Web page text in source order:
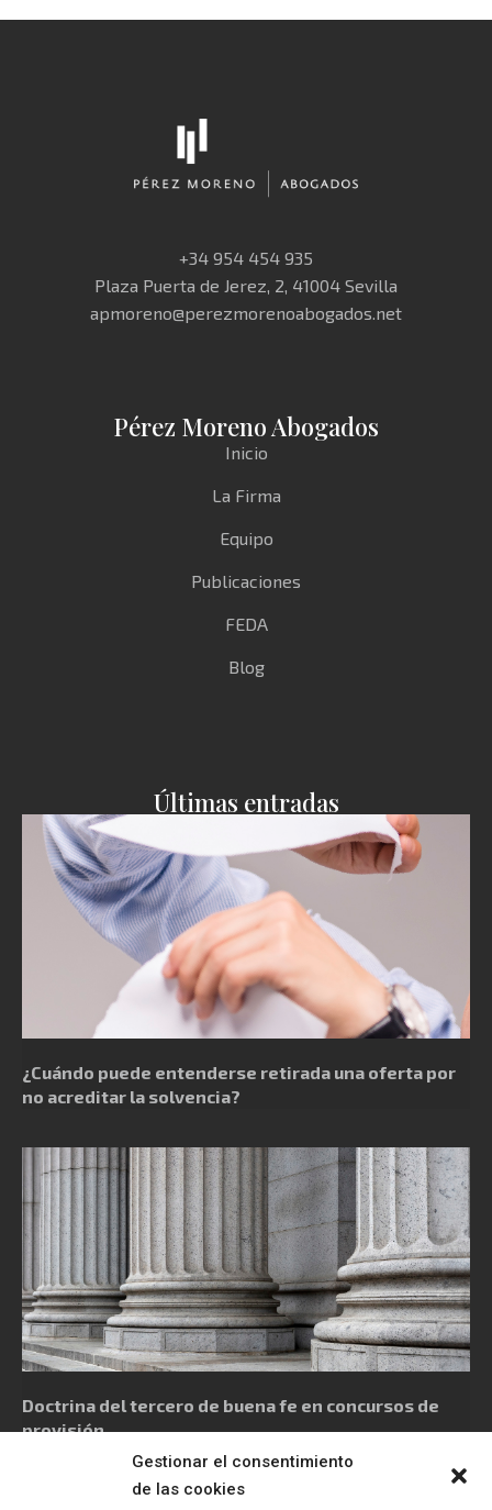
Gestionar el consentimiento
de las cookies
+34 954 454 935
Plaza Puerta de Jerez, 2, 41004 Sevilla
apmoreno@perezmorenoabogados.net
Pérez Moreno Abogados
Inicio
La Firma
Equipo
Publicaciones
FEDA
Blog
Últimas entradas
¿Cuándo puede entenderse retirada una oferta por
no acreditar la solvencia?
Doctrina del tercero de buena fe en concursos de
provisión